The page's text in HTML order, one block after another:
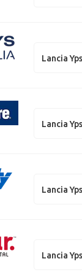
Lancia
Lancia
Lancia
Lancia